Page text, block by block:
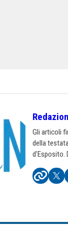
Gli articoli
della
d'Esposito.